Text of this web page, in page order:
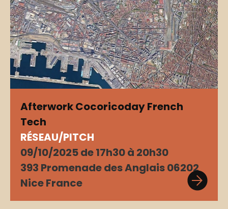
Afterwork Cocoricoday French
Tech
RÉSEAU/PITCH
09/10/2025 de 17h30 à 20h30
393 Promenade des Anglais 06202
Nice France